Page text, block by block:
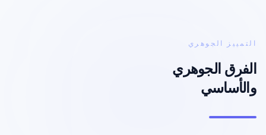
التمييز الجوهري
الفرق الجوهري
والأساسي